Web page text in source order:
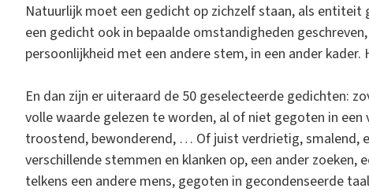
Natuurlijk moet een gedicht op zichzelf staan, als entiteit
een gedicht ook in bepaalde omstandigheden
persoonlijkheid met een andere stem, in een ander
En dan zijn er uiteraard de 50 geselecteerde gedichten:
volle waarde gelezen te worden, al of niet gegoten in
troostend, bewonderend, … Of juist verdrietig, smalend,
verschillende stemmen en klanken op, een ander zoeken,
telkens een andere mens, gegoten in gecondenseerde